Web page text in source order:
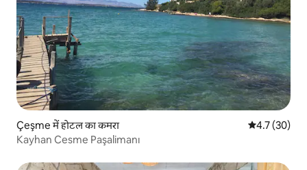
Çeşme में होटल का कमरा औसत रेटिंग 5 में
4.7 (30)
Kayhan Cesme Paşalimanı